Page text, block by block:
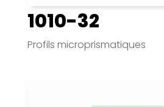
1010-32
Profils microprismatiques